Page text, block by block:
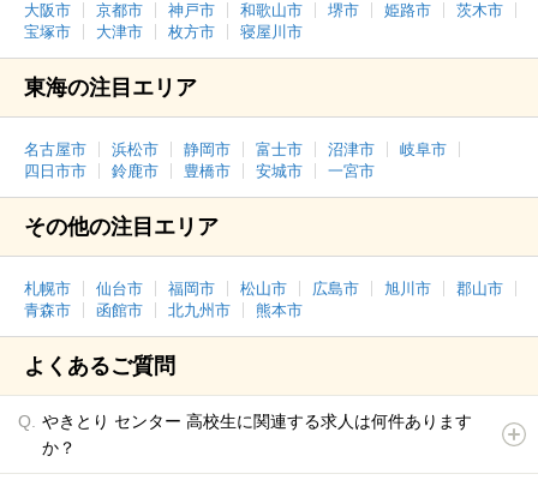
大阪市 京都市 神戸市 和歌山市 堺市 姫路市
茨木市
宝塚市
大津市 枚方市 寝屋川市
東海の注目エリア
名古屋市 浜松市 静岡市 富士市 沼津市
岐阜市
四日市市
鈴鹿市 豊橋市 安城市 一宮市
その他の注目エリア
札幌市 仙台市 福岡市 松山市 広島市 旭川市
郡山市
青森市
函館市 北九州市 熊本市
よくあるご質問
やきとり センター 高校生に関連する求人は何件あります
か？